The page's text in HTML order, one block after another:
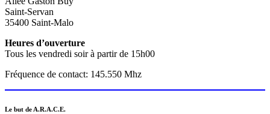
Saint-Servan
35400 Saint-Malo
Heures d’ouverture
Tous les vendredi soir à partir de 15h00
Fréquence de contact: 145.550 Mhz
Le but de A.R.A.C.E.